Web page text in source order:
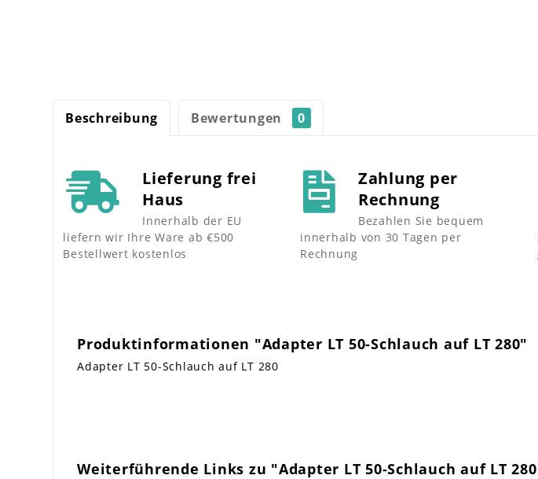
Beschreibung Bewertungen 0
Lieferung frei
Haus
Innerhalb der EU
liefern wir Ihre Ware ab €500
Bestellwert kostenlos
Zahlung per
Rechnung
Bezahlen Sie bequem
innerhalb von 30 Tagen per
Rechnung
Produktinformationen "Adapter LT 50-Schlauch auf LT 280"
Adapter LT 50-Schlauch auf LT 280
Weiterführende Links zu "Adapter LT 50-Schlauch auf LT